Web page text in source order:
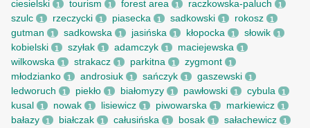
ciesielski 1 tourism 1 forest area 1 raczkowska-paluch 1
szulc 1 rzeczycki 1 piasecka 1 sadkowski 1 rokosz 1
gutman 1 sadkowska 1 jasińska 1 kłopocka 1 słowik 1
kobielski 1 szyłak 1 adamczyk 1 maciejewska 1
wilkowska 1 strakacz 1 parkitna 1 zygmont 1
młodzianko 1 androsiuk 1 sańczyk 1 gaszewski 1
ledworuch 1 piekło 1 białomyzy 1 pawłowski 1 cybula 1
kusal 1 nowak 1 lisiewicz 1 piwowarska 1 markiewicz 1
bałazy 1 białczak 1 całusińska 1 bosak 1 sałachewicz 1